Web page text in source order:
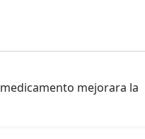
mejorara la